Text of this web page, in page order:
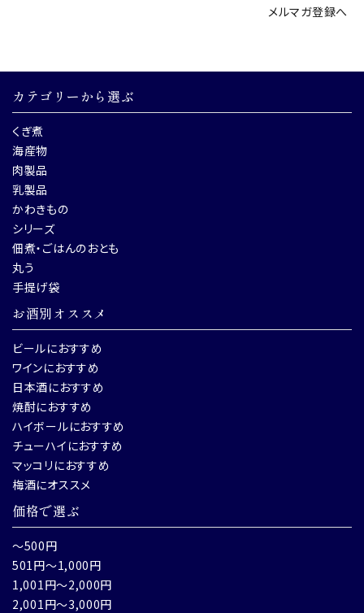
メルマガ登録へ
カテゴリーから選ぶ
くぎ煮
海産物
肉製品
乳製品
かわきもの
シリーズ
佃煮・ごはんのおとも
丸う
手提げ袋
お酒別オススメ
ビールにおすすめ
ワインにおすすめ
日本酒におすすめ
焼酎におすすめ
ハイボールにおすすめ
チューハイにおすすめ
マッコリにおすすめ
梅酒にオススメ
価格で選ぶ
～500円
501円～1,000円
1,001円～2,000円
2,001円～3,000円